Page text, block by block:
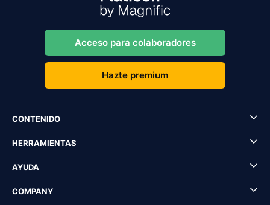
Acceso para colaboradores
Hazte premium
CONTENIDO
HERRAMIENTAS
AYUDA
COMPANY